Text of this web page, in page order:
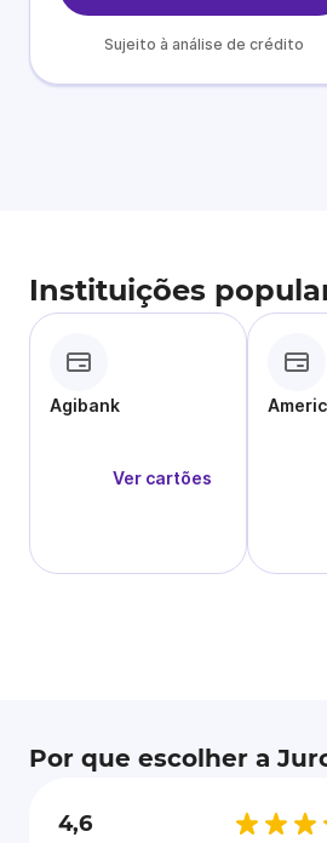
Sujeito à análise de crédito
Instituições
Agibank
Ver cartões
Por que escolher a
4,6